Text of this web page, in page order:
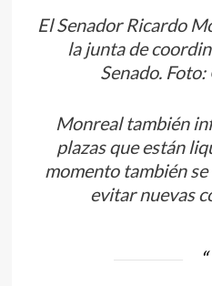
El Senador Ricardo
la junta de
Senado.
Monreal también
plazas que están
momento también
evitar nuevas